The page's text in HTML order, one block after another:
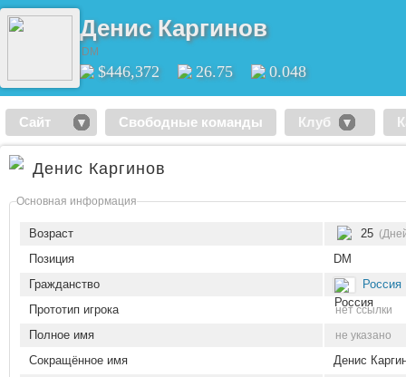
Денис Каргинов
DM
$446,372 26.75 0.048
Сайт Свободные команды Клуб
Денис Каргинов
Основная информация
Возраст 25
Позиция
DM
Гражданство
Россия
Прототип игрока
нет ссылки
Полное имя не указано
Сокращённое имя
Денис